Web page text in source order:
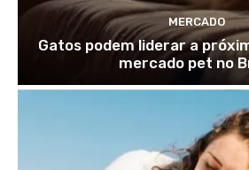
MERCADO
Gatos podem liderar a
mercado pet no